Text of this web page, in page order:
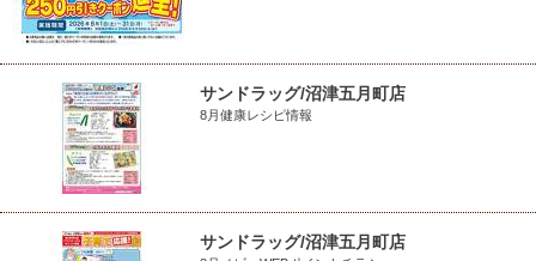
サンドラッグ/沼津五月町店
8月健康レシピ情報
サンドラッグ/沼津五月町店